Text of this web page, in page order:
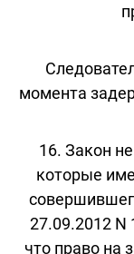
момента
16. Закон
которые
27.09.2012
что право на